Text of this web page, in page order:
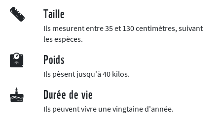
Taille
Ils mesurent entre 35 et 130 centimètres, suivant
les espèces.
Poids
Ils pèsent jusqu'à 40 kilos.
Durée de vie
Ils peuvent vivre une vingtaine d'année.